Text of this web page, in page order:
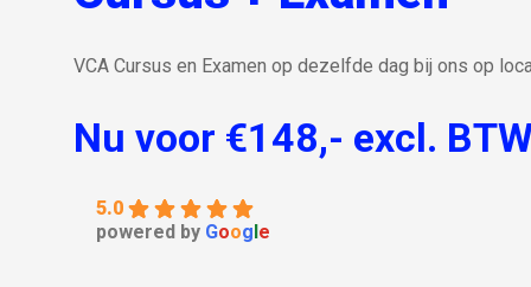
VCA Cursus en Examen op dezelfde dag bij ons op
Nu voor €148,- excl.
5.0
powered by Google